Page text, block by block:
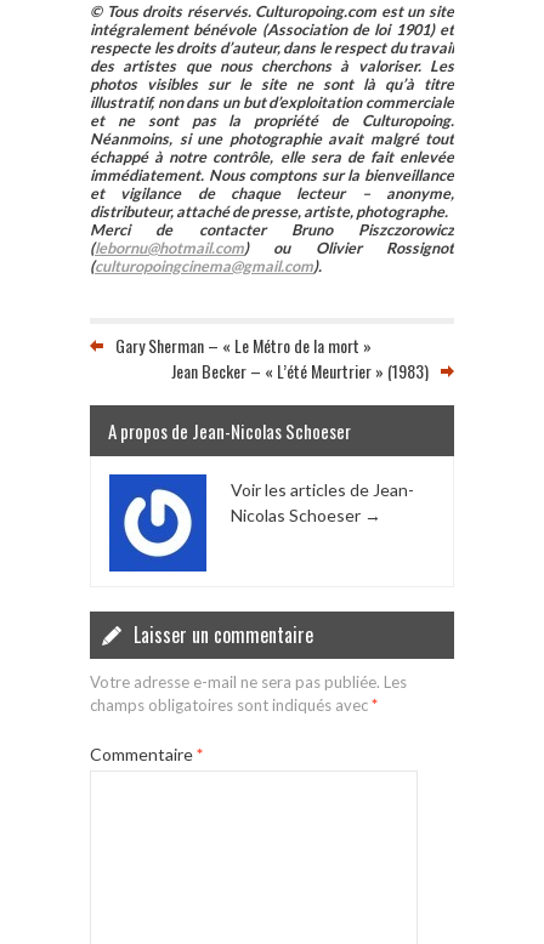
© Tous droits réservés. Culturopoing.com est un site
intégralement bénévole (Association de loi 1901) et
respecte les droits d’auteur, dans le respect du travail
des artistes que nous cherchons à valoriser. Les
photos visibles sur le site ne sont là qu’à titre
illustratif, non dans un but d’exploitation commerciale
et ne sont pas la propriété de Culturopoing.
Néanmoins, si une photographie avait malgré tout
échappé à notre contrôle, elle sera de fait enlevée
immédiatement. Nous comptons sur la bienveillance
et vigilance de chaque lecteur – anonyme,
distributeur, attaché de presse, artiste, photographe.
Merci de contacter Bruno Piszczorowicz
(lebornu@hotmail.com) ou Olivier Rossignot
(culturopoingcinema@gmail.com).
Gary Sherman – « Le Métro de la mort »
Jean Becker – « L’été Meurtrier » (1983)
A propos de Jean-Nicolas Schoeser
Voir les articles de Jean-
Nicolas Schoeser →
Laisser un commentaire
Votre adresse e-mail ne sera pas publiée. Les
champs obligatoires sont indiqués avec*
Commentaire*